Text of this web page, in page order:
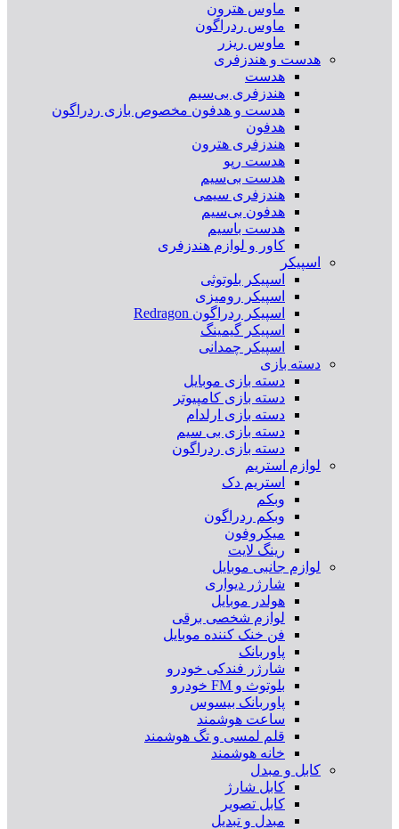
ماوس هترون
ماوس ردراگون
ماوس ریزر
هدست و هندزفری
هدست
هندزفری بی‌سیم
هدست و هدفون مخصوص بازی ردراگون
هدفون
هندزفری هترون
هدست رپو
هدست بی‌سیم
هندزفری سیمی
هدفون بی‌سیم
هدست باسیم
کاور و لوازم هندزفری
اسپیکر
اسپیکر بلوتوثی
اسپیکر رومیزی
اسپیکر ردراگون Redragon
اسپیکر گیمینگ
اسپیکر چمدانی
دسته بازی
دسته بازی موبایل
دسته بازی کامپیوتر
دسته بازی ارلدام
دسته بازی بی سیم
دسته بازی ردراگون
لوازم استریم
استریم دک
وبکم
وبکم ردراگون
میکروفون
رینگ لایت
لوازم جانبی موبایل
شارژر دیواری
هولدر موبایل
لوازم شخصی برقی
فن خنک کننده موبایل
پاوربانک
شارژر فندکی خودرو
بلوتوث و FM خودرو
پاوربانک بیسوس
ساعت هوشمند
قلم لمسی و تگ هوشمند
خانه هوشمند
کابل و مبدل
کابل شارژ
کابل تصویر
مبدل و تبدیل